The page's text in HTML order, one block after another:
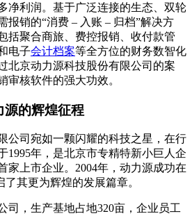
净利润。基于广泛连接的生态、双轮
报销的“消费 – 入账 – 归档”解决方
括聚合商旅、费控报销、收付款管
电子会计档案等全方位的财务数智化
北京动力源科技股份有限公司的案
审核软件的强大功效。
源的辉煌征程
公司宛如一颗闪耀的科技之星，在行
1995年，是北京市专精特新小巨人企
家上市企业。2004年，动力源成功在
了其更为辉煌的发展篇章。
司，生产基地占地320亩，企业员工